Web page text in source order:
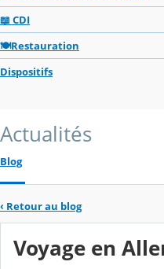
📖 CDI
🍽️Restauration
Dispositifs
Actualités
Blog
‹ Retour au blog
Voyage en